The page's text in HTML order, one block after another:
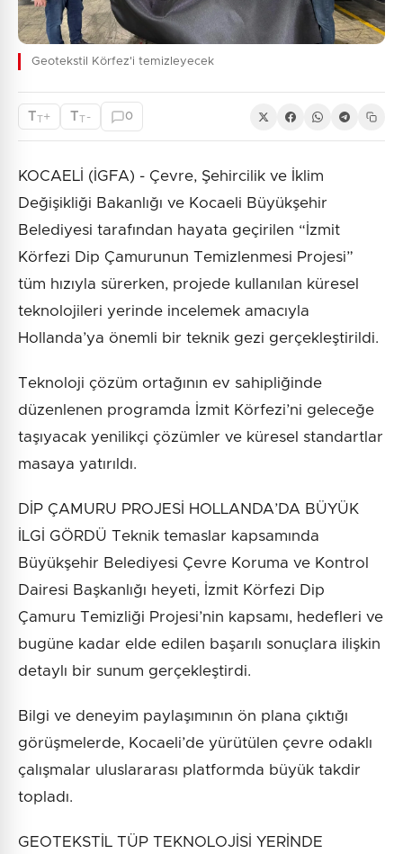
Geotekstil Körfez'i temizleyecek
TT+ TT - 0
KOCAELİ (İGFA) - Çevre, Şehircilik ve İklim
Değişikliği Bakanlığı ve Kocaeli Büyükşehir
Belediyesi tarafından hayata geçirilen “İzmit
Körfezi Dip Çamurunun Temizlenmesi Projesi”
tüm hızıyla sürerken, projede kullanılan küresel
teknolojileri yerinde incelemek amacıyla
Hollanda’ya önemli bir teknik gezi gerçekleştirildi.
Teknoloji çözüm ortağının ev sahipliğinde
düzenlenen programda İzmit Körfezi’ni geleceğe
taşıyacak yenilikçi çözümler ve küresel standartlar
masaya yatırıldı.
DİP ÇAMURU PROJESİ HOLLANDA’DA BÜYÜK
İLGİ GÖRDÜ Teknik temaslar kapsamında
Büyükşehir Belediyesi Çevre Koruma ve Kontrol
Dairesi Başkanlığı heyeti, İzmit Körfezi Dip
Çamuru Temizliği Projesi’nin kapsamı, hedefleri ve
bugüne kadar elde edilen başarılı sonuçlara ilişkin
detaylı bir sunum gerçekleştirdi.
Bilgi ve deneyim paylaşımının ön plana çıktığı
görüşmelerde, Kocaeli’de yürütülen çevre odaklı
çalışmalar uluslararası platformda büyük takdir
topladı.
GEOTEKSTİL TÜP TEKNOLOJİSİ YERİNDE